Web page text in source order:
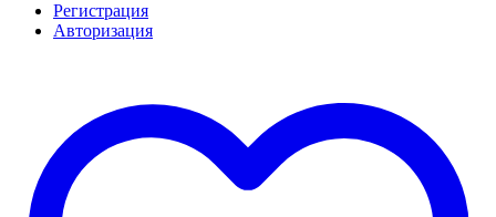
Регистрация
Авторизация